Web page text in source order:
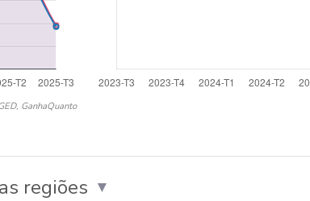
GanhaQuanto
regiões ▼